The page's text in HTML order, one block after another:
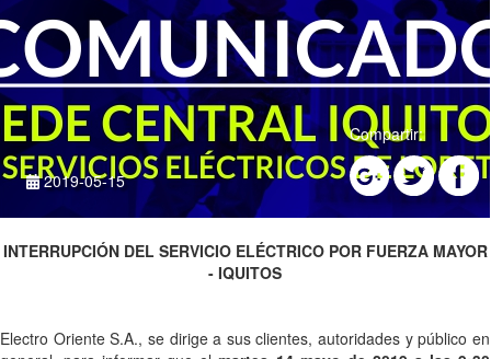
2019-05-15
Compartir:
INTERRUPCIÓN DEL SERVICIO ELÉCTRICO POR FUERZA MAYOR
- IQUITOS
Electro Oriente S.A., se dirige a sus clientes, autoridades y público en